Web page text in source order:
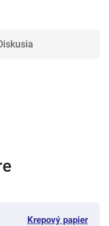
Krepový papier